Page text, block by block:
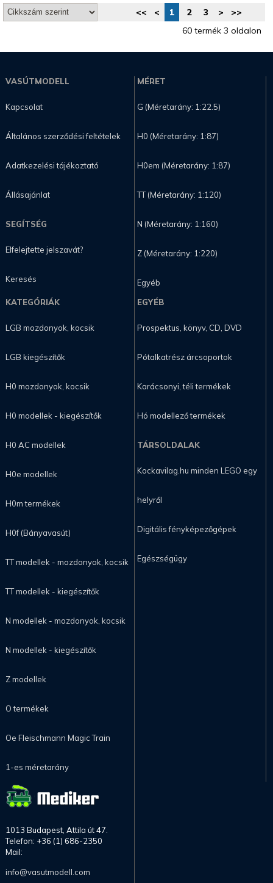
<< < 1 2 3 >
>>
60 termék 3 oldalon
VASÚTMODELL
Kapcsolat
Általános szerződési feltételek
Adatkezelési tájékoztató
Állásajánlat
SEGÍTSÉG
Elfelejtette jelszavát?
Keresés
MÉRET
G (Méretarány: 1:22.5)
H0 (Méretarány: 1:87)
H0em (Méretarány: 1:87)
TT (Méretarány: 1:120)
N (Méretarány: 1:160)
Z (Méretarány: 1:220)
Egyéb
KATEGÓRIÁK
LGB mozdonyok, kocsik
LGB kiegészítők
H0 mozdonyok, kocsik
H0 modellek - kiegészítők
H0 AC modellek
H0e modellek
H0m termékek
H0f (Bányavasút)
TT modellek - mozdonyok, kocsik
TT modellek - kiegészítők
N modellek - mozdonyok, kocsik
N modellek - kiegészítők
Z modellek
O termékek
Oe Fleischmann Magic Train
1-es méretarány
EGYÉB
Prospektus, könyv, CD, DVD
Pótalkatrész árcsoportok
Karácsonyi, téli termékek
Hó modellező termékek
TÁRSOLDALAK
Kockavilag.hu minden LEGO egy
helyről
Digitális fényképezőgépek
Egészségügy
1013 Budapest, Attila út 47.
Telefon: +36 (1) 686-2350
Mail:
info@vasutmodell.com